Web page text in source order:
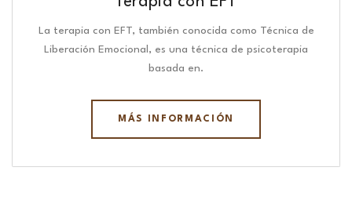
La terapia con EFT, también conocida como Técnica de
Liberación Emocional, es una técnica de psicoterapia
basada en.
MÁS INFORMACIÓN